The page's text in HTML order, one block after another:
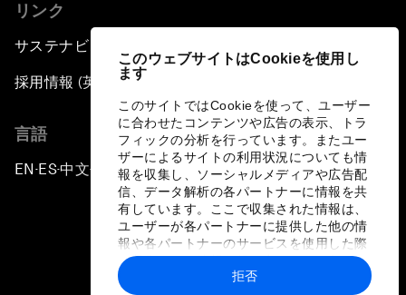
このウェブサイトはCookieを使用し
ます
このサイトではCookieを使って、ユーザー
に合わせたコンテンツや広告の表示、トラ
フィックの分析を行っています。またユー
ザーによるサイトの利用状況についても情
報を収集し、ソーシャルメディアや広告配
信、データ解析の各パートナーに情報を共
有しています。ここで収集された情報は、
ユーザーが各パートナーに提供した他の情
報や各パートナーのサービスを使用した際
に収集された情報と組み合わされ、各パー
トナーによって使用されることがありま
拒否
リンク
サステナビリティへの取り組み
採用情報 (英語のみ)
言語
EN ▪ ES▪中文▪ 日本語